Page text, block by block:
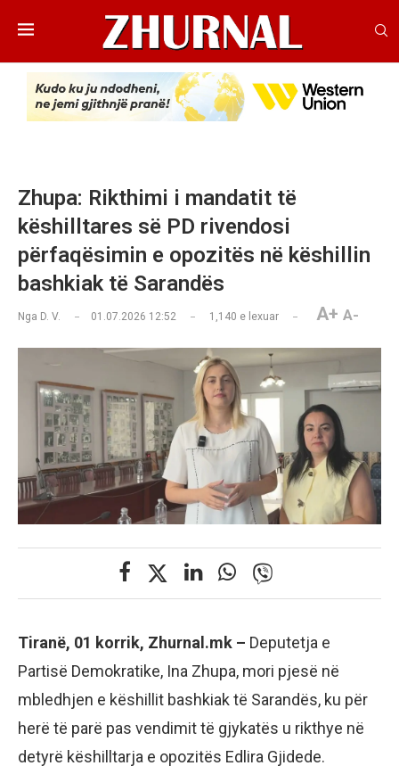
Zhupa: Rikthimi i mandatit të
këshilltares së PD rivendosi
përfaqësimin e opozitës në këshillin
bashkiak të Sarandës
Nga D. V. 01.07.2026 12:52 1,140 e lexuar A+ A-
Tiranë, 01 korrik, Zhurnal.mk – Deputetja e
Partisë Demokratike, Ina Zhupa, mori pjesë në
mbledhjen e këshillit bashkiak të Sarandës, ku për
herë të parë pas vendimit të gjykatës u rikthye në
detyrë këshilltarja e opozitës Edlira Gjidede.